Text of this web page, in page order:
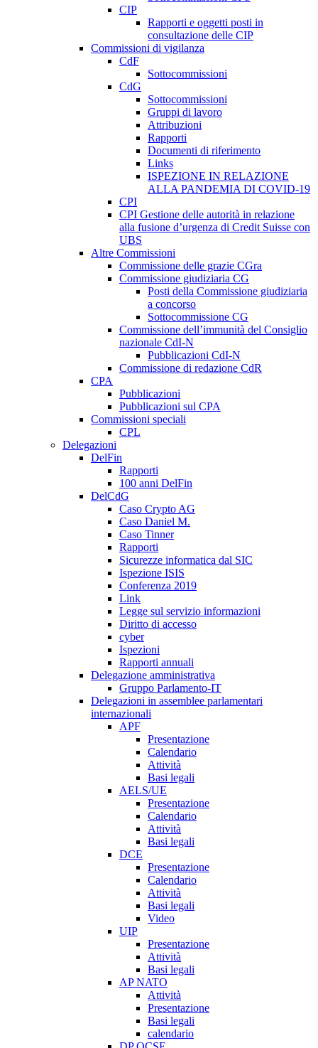
CIP
Rapporti e oggetti posti in
consultazione delle CIP
Commissioni di vigilanza
CdF
Sottocommissioni
CdG
Sottocommissioni
Gruppi di lavoro
Attribuzioni
Rapporti
Documenti di riferimento
Links
ISPEZIONE IN RELAZIONE
ALLA PANDEMIA DI COVID-19
CPI
CPI Gestione delle autorità in relazione
alla fusione d’urgenza di Credit Suisse con
UBS
Altre Commissioni
Commissione delle grazie CGra
Commissione giudiziaria CG
Posti della Commissione giudiziaria
a concorso
Sottocommissione CG
Commissione dell’immunità del Consiglio
nazionale CdI-N
Pubblicazioni CdI-N
Commissione di redazione CdR
CPA
Pubblicazioni
Pubblicazioni sul CPA
Commissioni speciali
CPL
Delegazioni
DelFin
Rapporti
100 anni DelFin
DelCdG
Caso Crypto AG
Caso Daniel M.
Caso Tinner
Rapporti
Sicurezze informatica dal SIC
Ispezione ISIS
Conferenza 2019
Link
Legge sul servizio informazioni
Diritto di accesso
cyber
Ispezioni
Rapporti annuali
Delegazione amministrativa
Gruppo Parlamento-IT
Delegazioni in assemblee parlamentari
internazionali
APF
Presentazione
Calendario
Attività
Basi legali
AELS/UE
Presentazione
Calendario
Attività
Basi legali
DCE
Presentazione
Calendario
Attività
Basi legali
Video
UIP
Presentazione
Attività
Basi legali
AP NATO
Attività
Presentazione
Basi legali
calendario